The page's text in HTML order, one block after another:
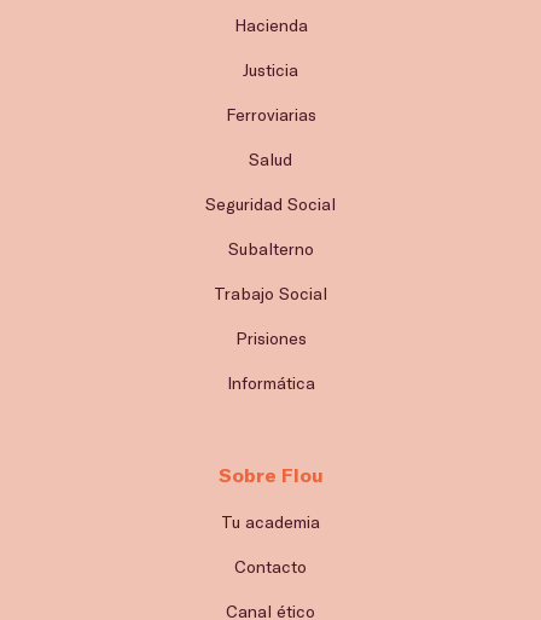
Hacienda
Justicia
Ferroviarias
Salud
Seguridad Social
Subalterno
Trabajo Social
Prisiones
Informática
Sobre Flou
Tu academia
Contacto
Canal ético